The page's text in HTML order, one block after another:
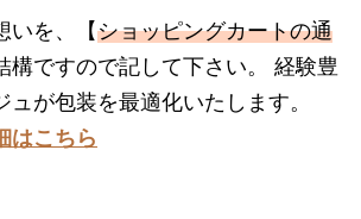
いを、【ショッピングカートの通
構ですので記して下さい。 経験豊
が包装を最適化いたします。
はこちら